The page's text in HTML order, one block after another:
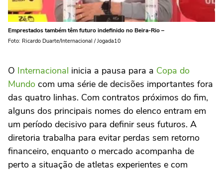
Emprestados também têm futuro indefinido no Beira-Rio –
Foto: Ricardo Duarte/Internacional / Jogada10
O Internacional inicia a pausa para a Copa do
Mundo com uma série de decisões importantes fora
das quatro linhas. Com contratos próximos do fim,
alguns dos principais nomes do elenco entram em
um período decisivo para definir seus futuros. A
diretoria trabalha para evitar perdas sem retorno
financeiro, enquanto o mercado acompanha de
perto a situação de atletas experientes e com